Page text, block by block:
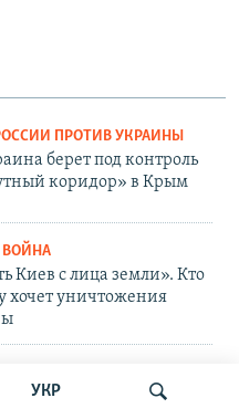
УКР
ПРОТИВ УКРАИНЫ
берет под контроль
коридор» в Крым
Киев с лица земли». Кто
хочет уничтожения
«мотивирует»